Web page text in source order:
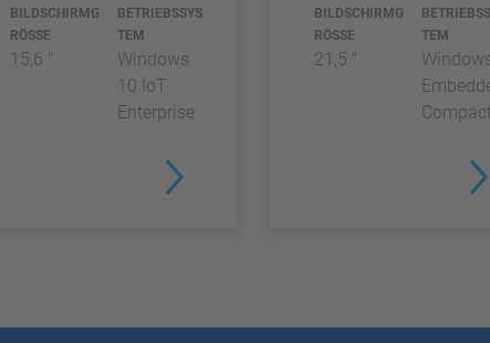
BILDSCHIRMG
RÖSSE
15,6 "
BETRIEBSSYS
TEM
Windows
10 IoT
Enterprise
BILDSCHIRMG
RÖSSE
21,5 "
TEM